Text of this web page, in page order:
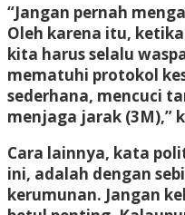
“Jangan pernah
Oleh karena itu,
kita harus selalu
mematuhi protokol
sederhana, mencuci
menjaga jarak (3M),”
Cara lainnya, kata
ini, adalah dengan
kerumunan. Jangan